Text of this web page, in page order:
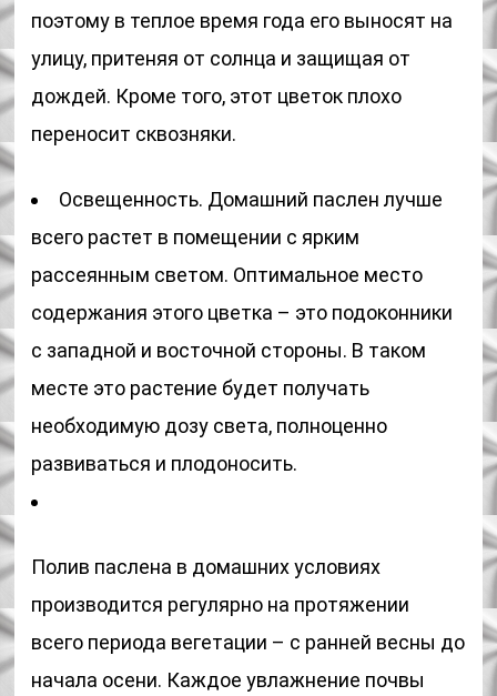
поэтому в теплое время года его выносят на
улицу, притеняя от солнца и защищая от
дождей. Кроме того, этот цветок плохо
переносит сквозняки.
Освещенность. Домашний паслен лучше
всего растет в помещении с ярким
рассеянным светом. Оптимальное место
содержания этого цветка – это подоконники
с западной и восточной стороны. В таком
месте это растение будет получать
необходимую дозу света, полноценно
развиваться и плодоносить.
Полив паслена в домашних условиях
производится регулярно на протяжении
всего периода вегетации – с ранней весны до
начала осени. Каждое увлажнение почвы